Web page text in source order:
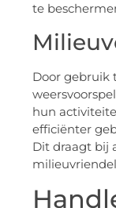
te
Door gebruik
hun
efficiënter
Dit draagt bij